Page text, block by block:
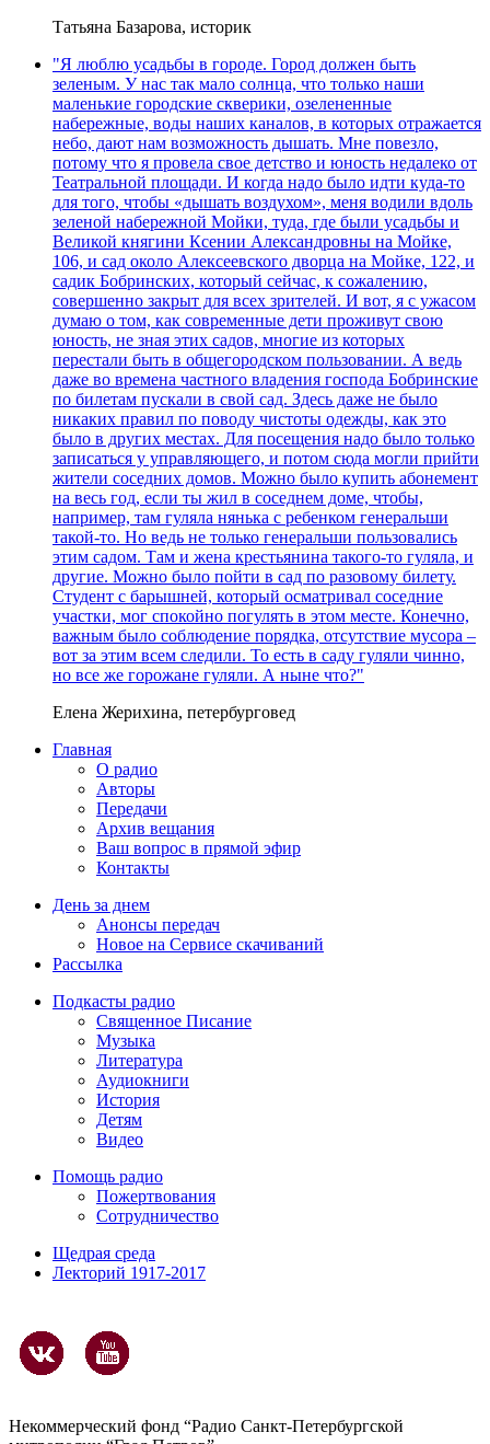
Татьяна Базарова, историк
"Я люблю усадьбы в городе. Город должен быть
зеленым. У нас так мало солнца, что только наши
маленькие городские скверики, озелененные
набережные, воды наших каналов, в которых отражается
небо, дают нам возможность дышать. Мне повезло,
потому что я провела свое детство и юность недалеко от
Театральной площади. И когда надо было идти куда-то
для того, чтобы «дышать воздухом», меня водили вдоль
зеленой набережной Мойки, туда, где были усадьбы и
Великой княгини Ксении Александровны на Мойке,
106, и сад около Алексеевского дворца на Мойке, 122, и
садик Бобринских, который сейчас, к сожалению,
совершенно закрыт для всех зрителей. И вот, я с ужасом
думаю о том, как современные дети проживут свою
юность, не зная этих садов, многие из которых
перестали быть в общегородском пользовании. А ведь
даже во времена частного владения господа Бобринские
по билетам пускали в свой сад. Здесь даже не было
никаких правил по поводу чистоты одежды, как это
было в других местах. Для посещения надо было только
записаться у управляющего, и потом сюда могли прийти
жители соседних домов. Можно было купить абонемент
на весь год, если ты жил в соседнем доме, чтобы,
например, там гуляла нянька с ребенком генеральши
такой-то. Но ведь не только генеральши пользовались
этим садом. Там и жена крестьянина такого-то гуляла, и
другие. Можно было пойти в сад по разовому билету.
Студент с барышней, который осматривал соседние
участки, мог спокойно погулять в этом месте. Конечно,
важным было соблюдение порядка, отсутствие мусора –
вот за этим всем следили. То есть в саду гуляли чинно,
но все же горожане гуляли. А ныне что?"
Елена Жерихина, петербурговед
Главная
О радио
Авторы
Передачи
Архив вещания
Ваш вопрос в прямой эфир
Контакты
День за днем
Анонсы передач
Новое на Сервисе скачиваний
Рассылка
Подкасты радио
Священное Писание
Музыка
Литература
Аудиокниги
История
Детям
Видео
Помощь радио
Пожертвования
Сотрудничество
Щедрая среда
Лекторий 1917-2017
Некоммерческий фонд “Радио Санкт-Петербургской